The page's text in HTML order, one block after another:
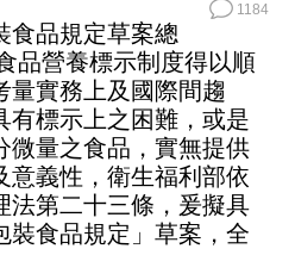
1184
食品規定草案總
品營養標示制度得以順
量實務上及國際間趨
有標示上之困難，或是
微量之食品，實無提供
意義性，衛生福利部依
法第二十三條，爰擬具
裝食品規定」草案，全